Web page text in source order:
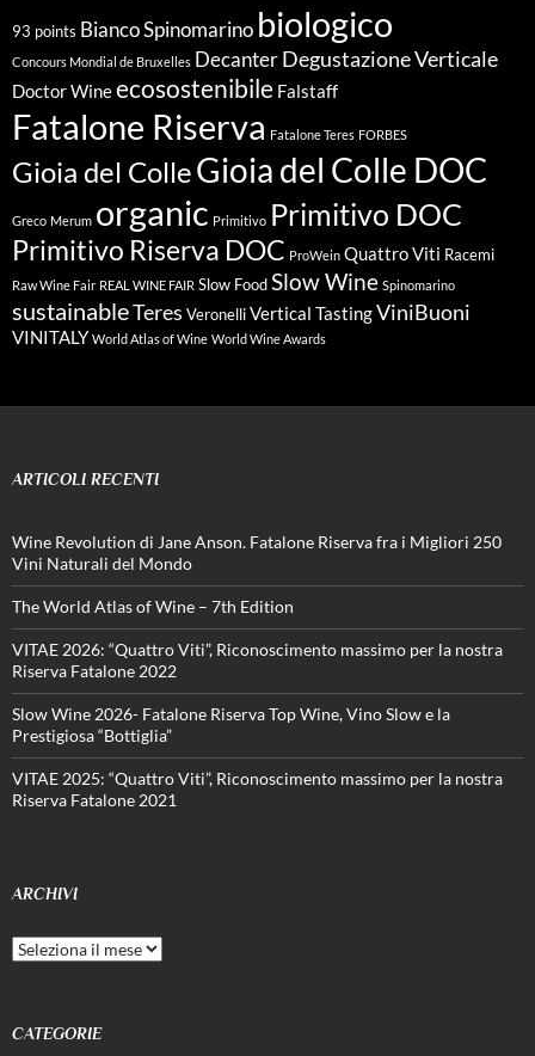
93 points Bianco Spinomarino biologico
Concours Mondial de Bruxelles DecanterDegustazione Verticale
Doctor Wineecosostenibile Falstaff
Fatalone Riserva Fatalone Teres FORBES
Gioia del ColleGioia del Colle DOC
Greco Merum organic Primitivo Primitivo DOC
Primitivo Riserva DOC ProWein Quattro Viti Racemi
Raw Wine Fair REAL WINE FAIR Slow FoodSlow Wine Spinomarino
sustainableTeres VeronelliVertical TastingViniBuoni
VINITALY World Atlas of Wine World Wine Awards
ARTICOLI RECENTI
Wine Revolution di Jane Anson. Fatalone Riserva fra i Migliori 250
Vini Naturali del Mondo
The World Atlas of Wine – 7th Edition
VITAE 2026: “Quattro Viti”, Riconoscimento massimo per la nostra
Riserva Fatalone 2022
Slow Wine 2026- Fatalone Riserva Top Wine, Vino Slow e la
Prestigiosa “Bottiglia”
VITAE 2025: “Quattro Viti”, Riconoscimento massimo per la nostra
Riserva Fatalone 2021
ARCHIVI
Archivi
CATEGORIE